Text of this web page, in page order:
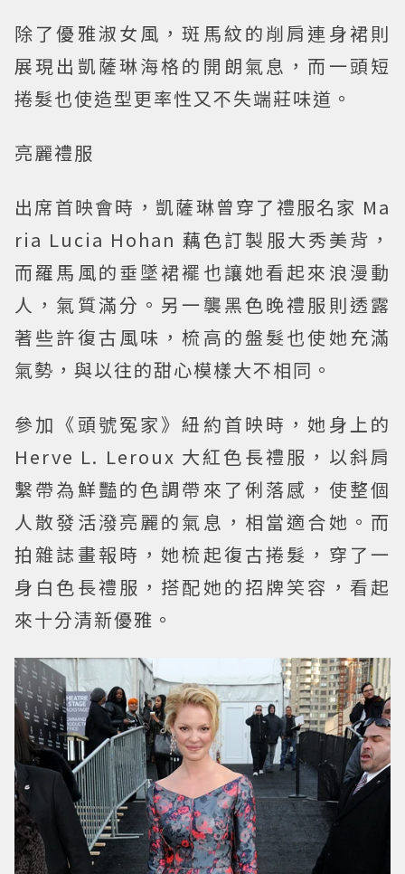
除了優雅淑女風，斑馬紋的削肩連身裙則
展現出凱薩琳海格的開朗氣息，而一頭短
捲髮也使造型更率性又不失端莊味道。
亮麗禮服
出席首映會時，凱薩琳曾穿了禮服名家 Ma
ria Lucia Hohan 藕色訂製服大秀美背，
而羅馬風的垂墜裙襬也讓她看起來浪漫動
人，氣質滿分。另一襲黑色晚禮服則透露
著些許復古風味，梳高的盤髮也使她充滿
氣勢，與以往的甜心模樣大不相同。
參加《頭號冤家》紐約首映時，她身上的
Herve L. Leroux 大紅色長禮服，以斜肩
繫帶為鮮豔的色調帶來了俐落感，使整個
人散發活潑亮麗的氣息，相當適合她。而
拍雜誌畫報時，她梳起復古捲髮，穿了一
身白色長禮服，搭配她的招牌笑容，看起
來十分清新優雅。